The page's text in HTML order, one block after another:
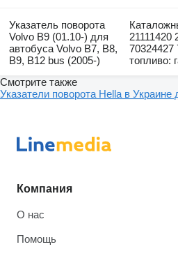
Указатель поворота
Volvo B9 (01.10-) для
автобуса Volvo B7, B8,
B9, B12 bus (2005-)
21111420
70324427
топливо:
Смотрите также
Указатели поворота Hella в Украине
Компания
О нас
Помощь